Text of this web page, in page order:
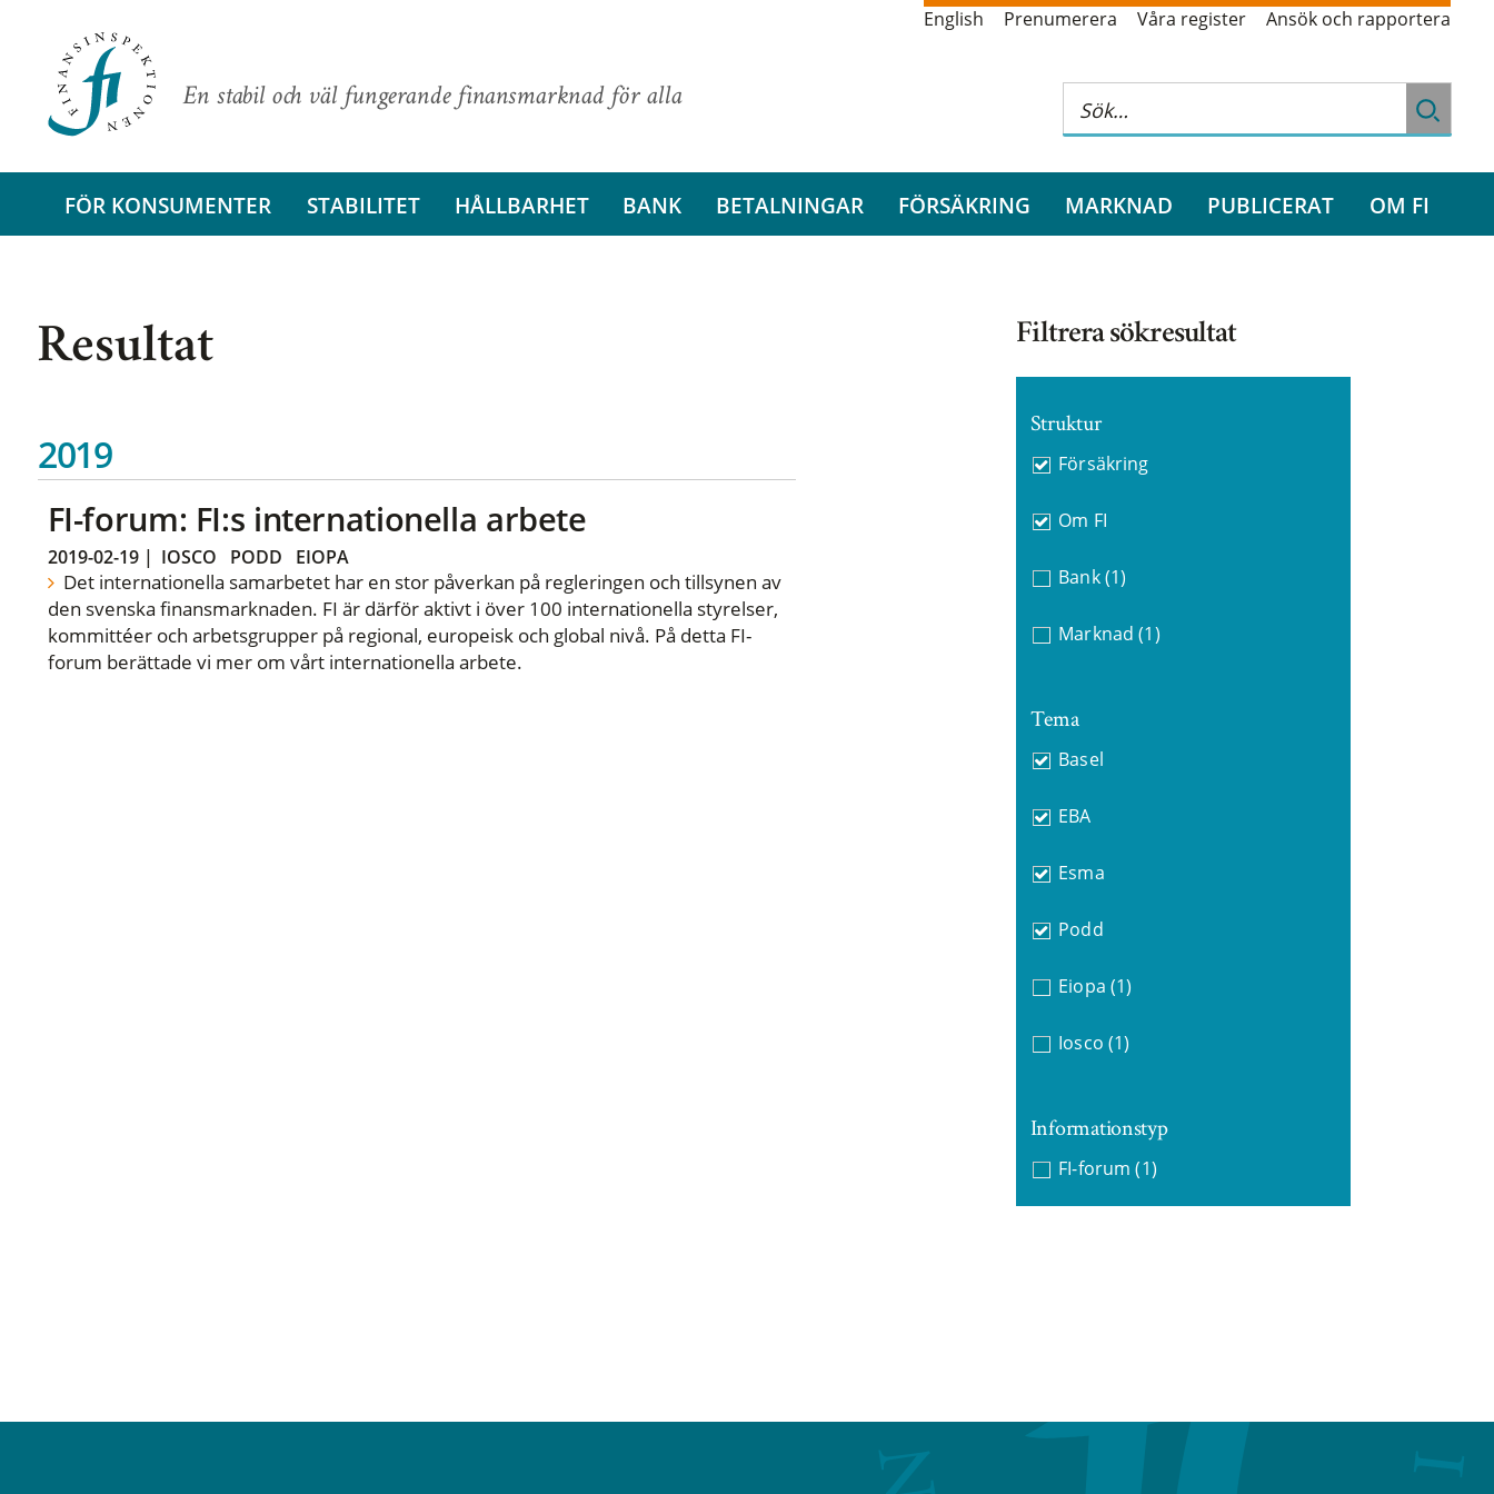
En stabil och väl fungerande finansmarknad för alla
English Prenumerera Våra register Ansök och rapportera
FÖR KONSUMENTER STABILITET HÅLLBARHET BANK BETALNINGAR FÖRSÄKRING MARKNAD PUBLICERAT OM FI
Resultat
2019
FI-forum: FI:s internationella arbete
2019-02-19| IOSCO PODD EIOPA
Det internationella samarbetet har en stor påverkan på regleringen och tillsynen av
den svenska finansmarknaden. FI är därför aktivt i över 100 internationella styrelser,
kommittéer och arbetsgrupper på regional, europeisk och global nivå. På detta FI-
forum berättade vi mer om vårt internationella arbete.
Filtrera sökresultat
Struktur
Försäkring
Om FI
Bank (1)
Marknad (1)
Tema
Basel
EBA
Esma
Podd
Eiopa (1)
Iosco (1)
Informationstyp
FI-forum (1)